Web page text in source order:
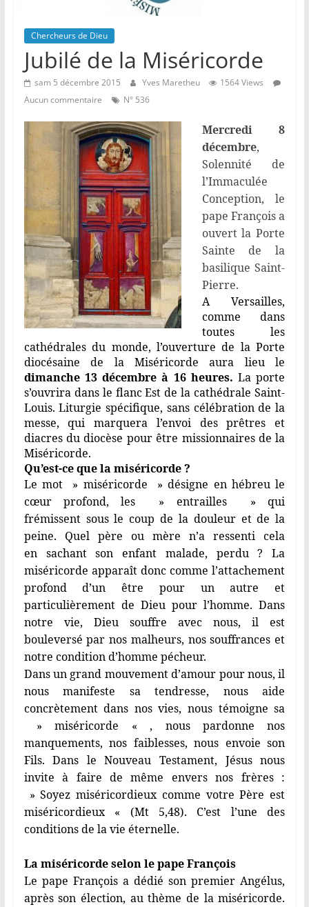
Chercheurs de Dieu
Jubilé de la Miséricorde
sam 5 décembre 2015 Yves Maretheu
1564 Views
Aucun commentaire
N° 536
Mercredi 8
décembre,
Solennité de
l’Immaculée
Conception, le
pape François a
ouvert la Porte
Sainte de la
basilique Saint-
Pierre.
A Versailles,
comme dans
toutes les
cathédrales du monde, l’ouverture de la Porte
diocésaine de la Miséricorde aura lieu le
dimanche 13 décembre à 16 heures. La porte
s’ouvrira dans le flanc Est de la cathédrale Saint-
Louis. Liturgie spécifique, sans célébration de la
messe, qui marquera l’envoi des prêtres et
diacres du diocèse pour être missionnaires de la
Miséricorde.
Qu’est-ce que la miséricorde ?
Le mot » miséricorde » désigne en hébreu le
cœur profond, les » entrailles » qui
frémissent sous le coup de la douleur et de la
peine. Quel père ou mère n’a ressenti cela
en sachant son enfant malade, perdu ? La
miséricorde apparaît donc comme l’attachement
profond d’un être pour un autre et
particulièrement de Dieu pour l’homme. Dans
notre vie, Dieu souffre avec nous, il est
bouleversé par nos malheurs, nos souffrances et
notre condition d’homme pécheur.
Dans un grand mouvement d’amour pour nous, il
nous manifeste sa tendresse, nous aide
concrètement dans nos vies, nous témoigne sa
» miséricorde « , nous pardonne nos
manquements, nos faiblesses, nous envoie son
Fils. Dans le Nouveau Testament, Jésus nous
invite à faire de même envers nos frères :
» Soyez miséricordieux comme votre Père est
miséricordieux « (Mt 5,48). C’est l’une des
conditions de la vie éternelle.
La miséricorde selon le pape François
Le pape François a dédié son premier Angélus,
après son élection, au thème de la miséricorde.